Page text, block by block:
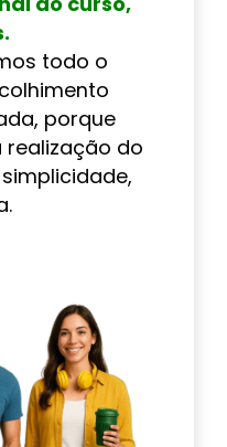
todo o
porque
do